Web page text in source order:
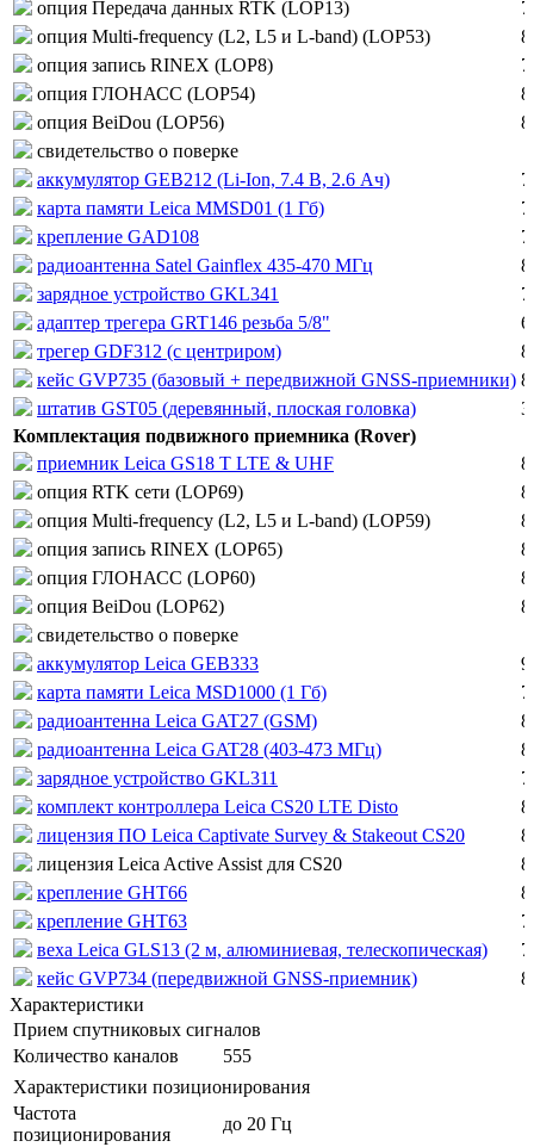
опция Передача данных RTK (LOP13)
опция Multi-frequency (L2, L5 и L-band) (LOP53)
опция запись RINEX (LOP8)
опция ГЛОНАСС (LOP54)
опция BeiDou (LOP56)
свидетельство о поверке
аккумулятор GEB212 (Li-Ion, 7.4 В, 2.6 Ач)
карта памяти Leica MMSD01 (1 Гб)
крепление GAD108
радиоантенна Satel Gainflex 435-470 МГц
зарядное устройство GKL341
адаптер трегера GRT146 резьба 5/8"
трегер GDF312 (с центриром)
кейс GVP735 (базовый + передвижной GNSS-приемники)
штатив GST05 (деревянный, плоская головка)
Комплектация подвижного приемника (Rover)
приемник Leica GS18 T LTE & UHF
опция RTK сети (LOP69)
опция Multi-frequency (L2, L5 и L-band) (LOP59)
опция запись RINEX (LOP65)
опция ГЛОНАСС (LOP60)
опция BeiDou (LOP62)
свидетельство о поверке
аккумулятор Leica GEB333
карта памяти Leica MSD1000 (1 Гб)
радиоантенна Leica GAT27 (GSM)
радиоантенна Leica GAT28 (403-473 МГц)
зарядное устройство GKL311
комплект контроллера Leica CS20 LTE Disto
лицензия ПО Leica Captivate Survey & Stakeout CS20
лицензия Leica Active Assist для CS20
крепление GHT66
крепление GHT63
веха Leica GLS13 (2 м, алюминиевая, телескопическая)
кейс GVP734 (передвижной GNSS-приемник)
Характеристики
Прием спутниковых сигналов
Количество каналов
555
Характеристики позиционирования
Частота
позиционирования
до 20 Гц